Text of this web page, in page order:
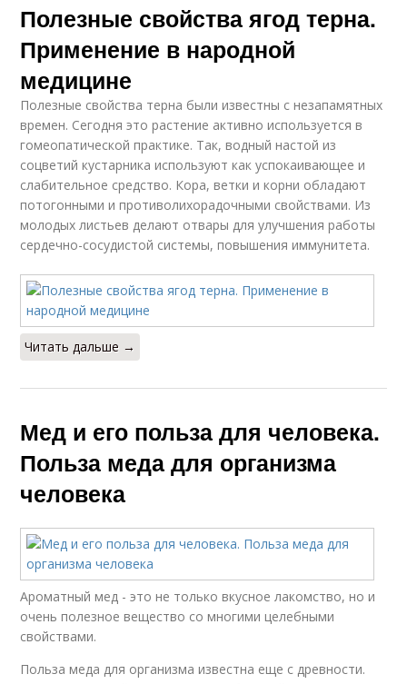
Полезные свойства ягод терна.
Применение в народной
медицине
Полезные свойства терна были известны с незапамятных
времен. Сегодня это растение активно используется в
гомеопатической практике. Так, водный настой из
соцветий кустарника используют как успокаивающее и
слабительное средство. Кора, ветки и корни обладают
потогонными и противолихорадочными свойствами. Из
молодых листьев делают отвары для улучшения работы
сердечно-сосудистой системы, повышения иммунитета.
Читать дальше →
Мед и его польза для человека.
Польза меда для организма
человека
Ароматный мед - это не только вкусное лакомство, но и
очень полезное вещество со многими целебными
свойствами.
Польза меда для организма известна еще с древности.